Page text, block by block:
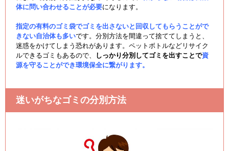
体に問い合わせることが必要になります。
指定の有料のゴミ袋でゴミを出さないと回収してもらうことがで
きない自治体も多いです。分別方法を間違って捨ててしまうと、
迷惑をかけてしまう恐れがあります。ペットボトルなどリサイク
ルできるゴミもあるので、
しっかり分別してゴミを出すことで資
源を守ることができ環境保全に繋がります。
迷いがちなゴミの分別方法